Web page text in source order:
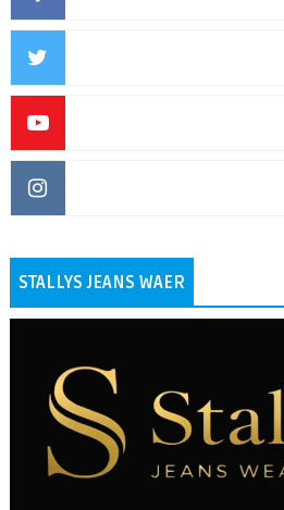
STALLYS JEANS WAER